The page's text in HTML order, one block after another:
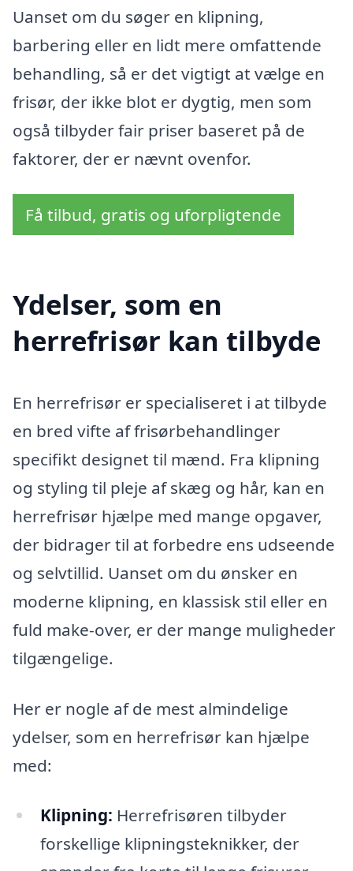
Uanset om du søger en klipning,
barbering eller en lidt mere omfattende
behandling, så er det vigtigt at vælge en
frisør, der ikke blot er dygtig, men som
også tilbyder fair priser baseret på de
faktorer, der er nævnt ovenfor.
Få tilbud, gratis og uforpligtende
Ydelser, som en
herrefrisør kan tilbyde
En herrefrisør er specialiseret i at tilbyde
en bred vifte af frisørbehandlinger
specifikt designet til mænd. Fra klipning
og styling til pleje af skæg og hår, kan en
herrefrisør hjælpe med mange opgaver,
der bidrager til at forbedre ens udseende
og selvtillid. Uanset om du ønsker en
moderne klipning, en klassisk stil eller en
fuld make-over, er der mange muligheder
tilgængelige.
Her er nogle af de mest almindelige
ydelser, som en herrefrisør kan hjælpe
med:
Klipning: Herrefrisøren tilbyder
forskellige klipningsteknikker, der